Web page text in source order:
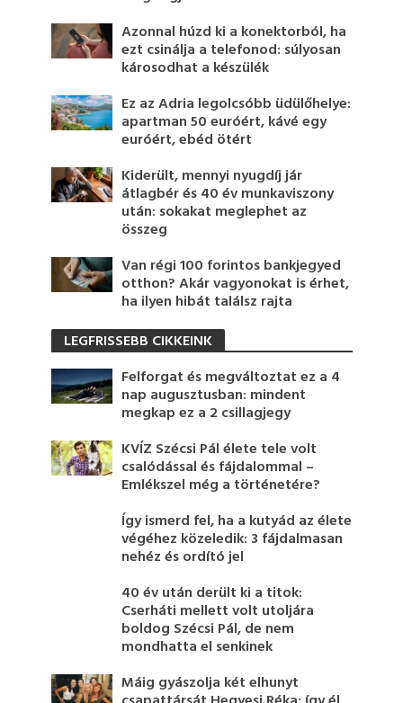
Azonnal húzd ki a konektorból, ha
ezt csinálja a telefonod: súlyosan
károsodhat a készülék
Ez az Adria legolcsóbb üdülőhelye:
apartman 50 euróért, kávé egy
euróért, ebéd ötért
Kiderült, mennyi nyugdíj jár
átlagbér és 40 év munkaviszony
után: sokakat meglephet az
összeg
Van régi 100 forintos bankjegyed
otthon? Akár vagyonokat is érhet,
ha ilyen hibát találsz rajta
LEGFRISSEBB CIKKEINK
Felforgat és megváltoztat ez a 4
nap augusztusban: mindent
megkap ez a 2 csillagjegy
KVÍZ Szécsi Pál élete tele volt
csalódással és fájdalommal –
Emlékszel még a történetére?
Így ismerd fel, ha a kutyád az élete
végéhez közeledik: 3 fájdalmasan
nehéz és ordító jel
40 év után derült ki a titok:
Cserháti mellett volt utoljára
boldog Szécsi Pál, de nem
mondhatta el senkinek
Máig gyászolja két elhunyt